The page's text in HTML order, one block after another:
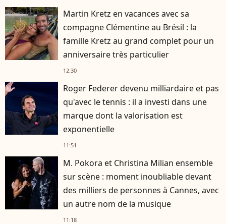
Martin Kretz en vacances avec sa
compagne Clémentine au Brésil : la
famille Kretz au grand complet pour un
anniversaire très particulier
12:30
Roger Federer devenu milliardaire et pas
qu'avec le tennis : il a investi dans une
marque dont la valorisation est
exponentielle
11:51
M. Pokora et Christina Milian ensemble
sur scène : moment inoubliable devant
des milliers de personnes à Cannes, avec
un autre nom de la musique
11:18